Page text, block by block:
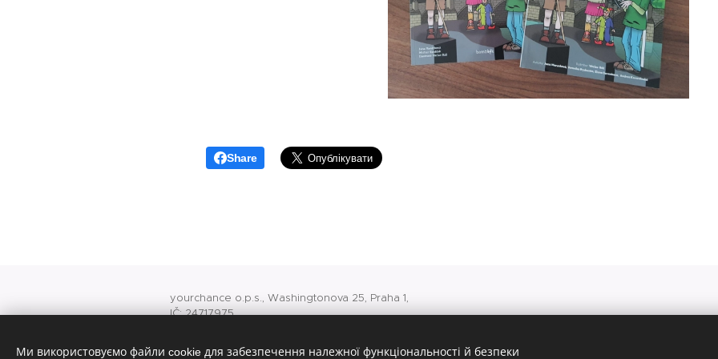
Share
yourchance o.p.s., Washingtonova 25, Praha 1,
IČ: 24717975
Ми використовуємо файли cookie для забезпечення належної функціональності й безпеки